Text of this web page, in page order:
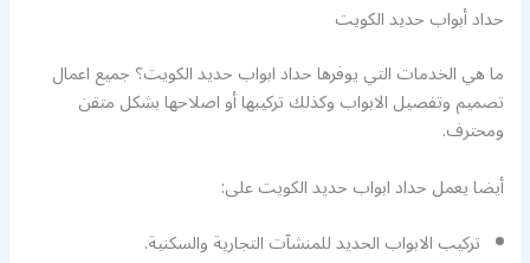
حداد أبواب حديد الكويت
ما هي الخدمات التي يوفرها حداد ابواب حديد الكويت؟ جميع اعمال
تصميم وتفصيل الابواب وكذلك تركيبها أو اصلاحها بشكل متقن
ومحترف.
أيضا يعمل حداد ابواب حديد الكويت على:
تركيب الابواب الحديد للمنشآت التجارية والسكنية.